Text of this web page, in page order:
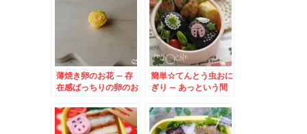
薄焼き卵のお花 – 存
在感ばっちりの卵のお
簡単☆てんとう虫おに
ぎり – あっという間